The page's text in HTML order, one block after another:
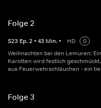
Folge 2
S23 Ep.2 • 43 Min. • HD
0
Weihnachten bei den Lemuren:
Karotten wird festlich
aus Feuerwehrschläuchen - ein
Folge 3